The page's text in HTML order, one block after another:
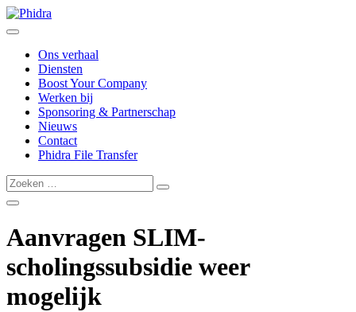
Ons verhaal
Diensten
Boost Your Company
Werken bij
Sponsoring & Partnerschap
Nieuws
Contact
Phidra File Transfer
Aanvragen SLIM-
scholingssubsidie weer
mogelijk